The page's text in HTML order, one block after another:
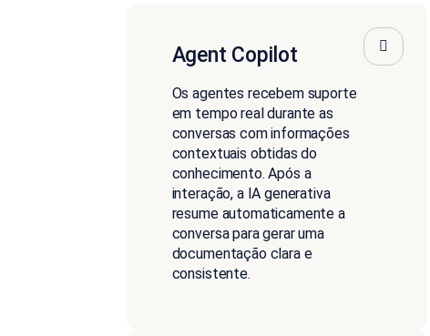
Agent Copilot
Os agentes recebem suporte
em tempo real durante as
conversas com informações
contextuais obtidas do
conhecimento. Após a
interação, a IA generativa
resume automaticamente a
conversa para gerar uma
documentação clara e
consistente.